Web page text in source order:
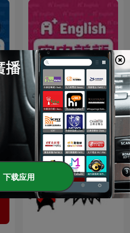
A+ English 空中美語
下载应用